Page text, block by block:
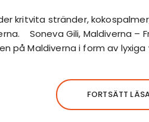
kritvita stränder,
Soneva Gili, Maldiverna –
på Maldiverna i form av lyxiga
FORTSÄTT